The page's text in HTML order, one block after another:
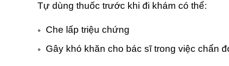
Tự dùng thuốc trước khi đi khám có thể:
Che lấp triệu chứng
Gây khó khăn cho bác sĩ trong việc chẩn